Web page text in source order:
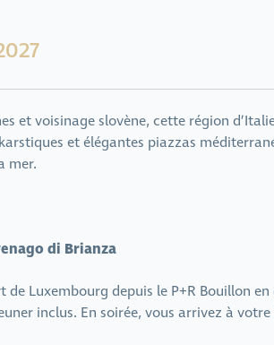
et voisinage slovène, cette région
et élégantes piazzas
mer.
di Brianza
Luxembourg depuis le P+R Bouillon
inclus. En soirée, vous arrivez à